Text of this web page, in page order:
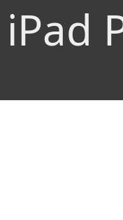
iPad